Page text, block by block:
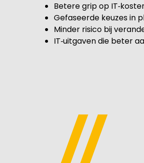
Betere grip op
Gefaseerde keuzes in
Minder risico bij
IT‑uitgaven die beter